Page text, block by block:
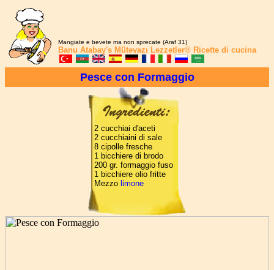
Mangiate e bevete ma non sprecate (Araf 31)
Banu Atabay's Mütevazı Lezzetler® Ricette di cucina
Pesce con Formaggio
2 cucchiai d'aceti
2 cucchiaini di sale
8 cipolle fresche
1 bicchiere di brodo
200 gr. formaggio fuso
1 bicchiere olio fritte
Mezzo limone